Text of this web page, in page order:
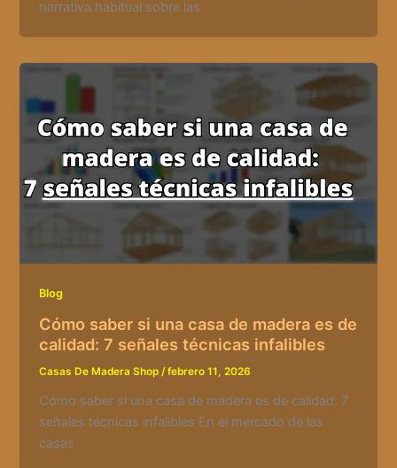
narrativa habitual sobre las
Blog
Cómo saber si una casa de madera es de
calidad: 7 señales técnicas infalibles
Casas De Madera Shop/febrero 11, 2026
Cómo saber si una casa de madera es de calidad: 7
señales técnicas infalibles En el mercado de las
casas